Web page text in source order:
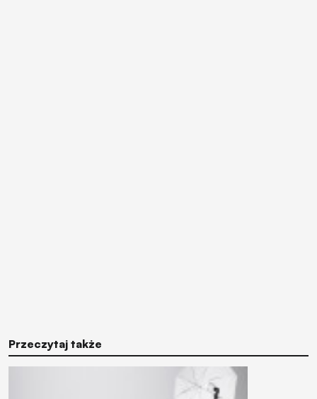
Przeczytaj także